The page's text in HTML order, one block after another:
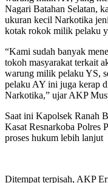
Nagari Batahan Selatan,
ukuran kecil Narkotika
kotak rokok milik pelaku
“Kami sudah banyak
tokoh masyarakat terkait
warung milik pelaku YS,
pelaku AY ini juga kerap
Narkotika,” ujar AKP
Saat ini Kapolsek Ranah
Kasat Resnarkoba Polres
proses hukum lebih lanjut
Ditempat terpisah, AKP